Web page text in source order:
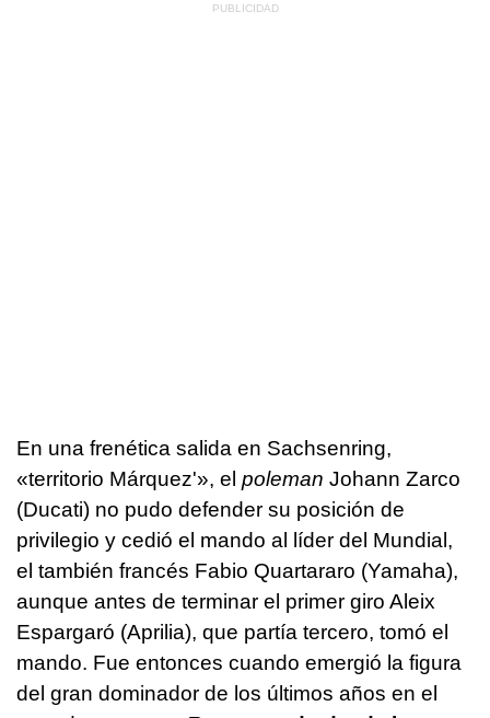
En una frenética salida en Sachsenring,
«territorio Márquez'», el poleman Johann Zarco
(Ducati) no pudo defender su posición de
privilegio y cedió el mando al líder del Mundial,
el también francés Fabio Quartararo (Yamaha),
aunque antes de terminar el primer giro Aleix
Espargaró (Aprilia), que partía tercero, tomó el
mando. Fue entonces cuando emergió la figura
del gran dominador de los últimos años en el